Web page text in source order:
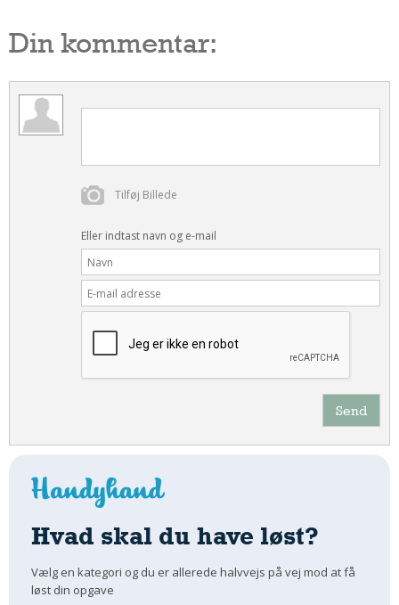
Din kommentar:
Tilføj Billede
Eller indtast navn og e-mail
Send
Hvad skal du have løst?
Vælg en kategori og du er allerede halvvejs på vej mod at få
løst din opgave